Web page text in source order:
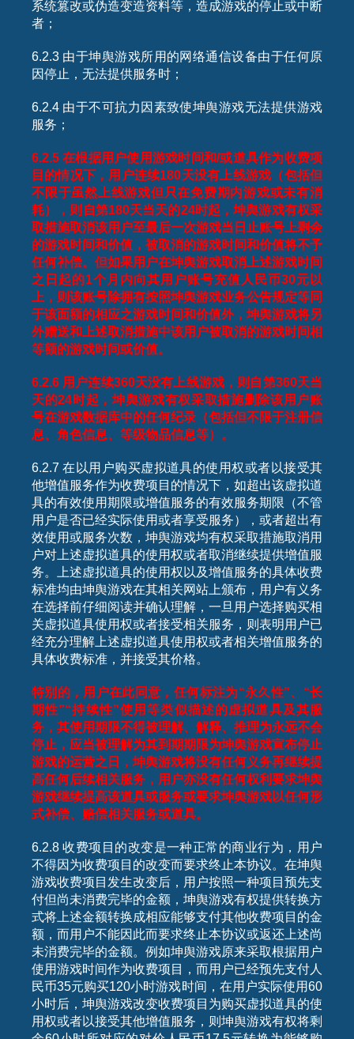
系统篡改或伪造变造资料等，造成游戏的停止或中断
者；
6.2.3 由于坤舆游戏所用的网络通信设备由于任何原
因停止，无法提供服务时；
6.2.4 由于不可抗力因素致使坤舆游戏无法提供游戏
服务；
6.2.5在根据用户使用游戏时间和/或道具作为收费项
目的情况下，用户连续180天没有上线游戏（包括但
不限于虽然上线游戏但只在免费期内游戏或未有消
耗），则自第180天当天的24时起，坤舆游戏有权采
取措施取消该用户至最后一次游戏当日止账号上剩余
的游戏时间和价值，被取消的游戏时间和价值将不予
任何补偿。但如果用户在坤舆游戏取消上述游戏时间
之日起的1个月内向其用户账号充值人民币30元以
上，则该账号除拥有按照坤舆游戏业务公告规定等同
于该面额的相应之游戏时间和价值外，坤舆游戏将另
外赠送和上述取消措施中该用户被取消的游戏时间相
等额的游戏时间或价值。
6.2.6 用户连续360天没有上线游戏，则自第360天当
天的24 时起，坤舆游戏有权采取措施删除该用户账
号在游戏数据库中的任何纪录（包括但不限于注册信
息、角色信息、等级物品信息等）。
6.2.7 在以用户购买虚拟道具的使用权或者以接受其
他增值服务作为收费项目的情况下，如超出该虚拟道
具的有效使用期限或增值服务的有效服务期限（不管
用户是否已经实际使用或者享受服务），或者超出有
效使用或服务次数，坤舆游戏均有权采取措施取消用
户对上述虚拟道具的使用权或者取消继续提供增值服
务。上述虚拟道具的使用权以及增值服务的具体收费
标准均由坤舆游戏在其相关网站上颁布，用户有义务
在选择前仔细阅读并确认理解，一旦用户选择购买相
关虚拟道具使用权或者接受相关服务，则表明用户已
经充分理解上述虚拟道具使用权或者相关增值服务的
具体收费标准，并接受其价格。
特别的，用户在此同意，任何标注为“永久性”、“长
期性”“持续性”使用等类似描述的虚拟道具及其服
务，其使用期限不得被理解、解释、推理为永远不会
停止，应当被理解为其到期期限为坤舆游戏宣布停止
游戏的运营之日，坤舆游戏将没有任何义务再继续提
高任何后续相关服务，用户亦没有任何权利要求坤舆
游戏继续提高该道具或服务或要求坤舆游戏以任何形
式补偿、赔偿相关服务或道具。
6.2.8 收费项目的改变是一种正常的商业行为，用户
不得因为收费项目的改变而要求终止本协议。在坤舆
游戏收费项目发生改变后，用户按照一种项目预先支
付但尚未消费完毕的金额，坤舆游戏有权提供转换方
式将上述金额转换成相应能够支付其他收费项目的金
额，而用户不能因此而要求终止本协议或返还上述尚
未消费完毕的金额。例如坤舆游戏原来采取根据用户
使用游戏时间作为收费项目，而用户已经预先支付人
民币35元购买120小时游戏时间，在用户实际使用60
小时后，坤舆游戏改变收费项目为购买虚拟道具的使
用权或者以接受其他增值服务，则坤舆游戏有权将剩